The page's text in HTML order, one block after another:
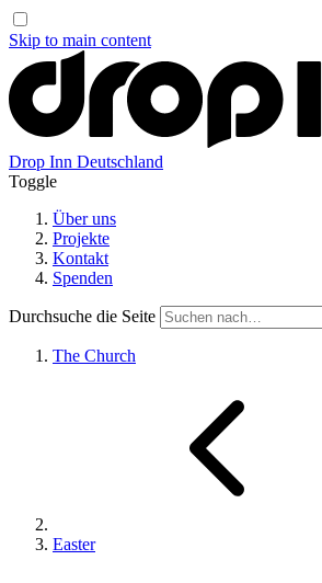
Skip to main content
Drop Inn Deutschland
Toggle
Über uns
Projekte
Kontakt
Spenden
Durchsuche die Seite
The Church
Easter